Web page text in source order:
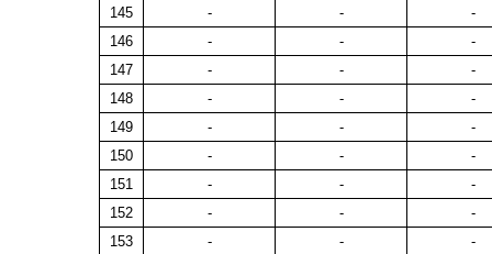
145
- -
-
146
- -
-
147
- -
-
148
- -
-
149
- -
-
150
- -
-
151
- -
-
152
- -
-
153
- -
-